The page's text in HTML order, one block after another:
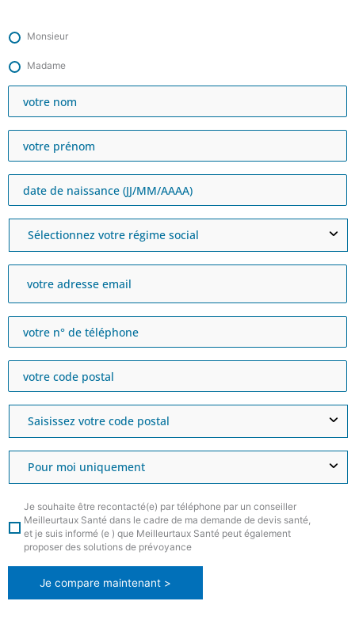
Monsieur
Madame
Je souhaite être recontacté(e) par téléphone par un conseiller
Meilleurtaux Santé dans le cadre de ma demande de devis santé,
et je suis informé (e ) que Meilleurtaux Santé peut également
proposer des solutions de prévoyance
Je compare maintenant >